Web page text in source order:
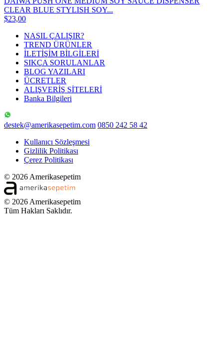
CLEAR BLUE STYLISH SOY...
$23,00
NASIL ÇALIŞIR?
TREND ÜRÜNLER
İLETİŞİM BİLGİLERİ
SIKÇA SORULANLAR
BLOG YAZILARI
ÜCRETLER
ALIŞVERİŞ SİTELERİ
Banka Bilgileri
destek@amerikasepetim.com 0850 242 58 42
Kullanıcı Sözleşmesi
Gizlilik Politikası
Çerez Politikası
© 2026 Amerikasepetim
© 2026 Amerikasepetim
Tüm Hakları Saklıdır.